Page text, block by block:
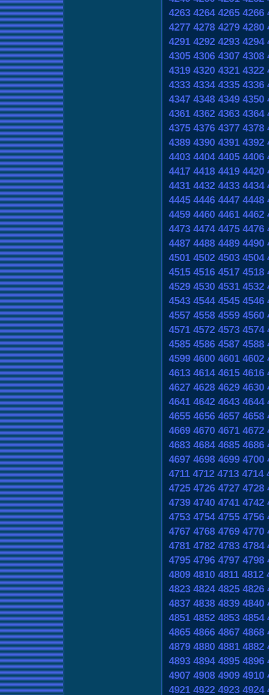
4263 4264 4265 4266
4277 4278 4279 4280
4291 4292 4293 4294
4305 4306 4307 4308
4319 4320 4321 4322
4333 4334 4335 4336
4347 4348 4349 4350
4361 4362 4363 4364
4375 4376 4377 4378
4389 4390 4391 4392
4403 4404 4405 4406
4417 4418 4419 4420
4431 4432 4433 4434
4445 4446 4447 4448
4459 4460 4461 4462
4473 4474 4475 4476
4487 4488 4489 4490
4501 4502 4503 4504
4515 4516 4517 4518
4529 4530 4531 4532
4543 4544 4545 4546
4557 4558 4559 4560
4571 4572 4573 4574
4585 4586 4587 4588
4599 4600 4601 4602
4613 4614 4615 4616
4627 4628 4629 4630
4641 4642 4643 4644
4655 4656 4657 4658
4669 4670 4671 4672
4683 4684 4685 4686
4697 4698 4699 4700
4711 4712 4713 4714
4725 4726 4727 4728
4739 4740 4741 4742
4753 4754 4755 4756
4767 4768 4769 4770
4781 4782 4783 4784
4795 4796 4797 4798
4809 4810 4811 4812
4823 4824 4825 4826
4837 4838 4839 4840
4851 4852 4853 4854
4865 4866 4867 4868
4879 4880 4881 4882
4893 4894 4895 4896
4907 4908 4909 4910
4921 4922 4923 4924